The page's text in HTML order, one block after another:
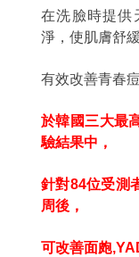
在洗臉時提供
淨，使肌膚舒
有效改善青春
於韓國三大最
驗結果中，
針對84位受測
周後，
可改善面皰